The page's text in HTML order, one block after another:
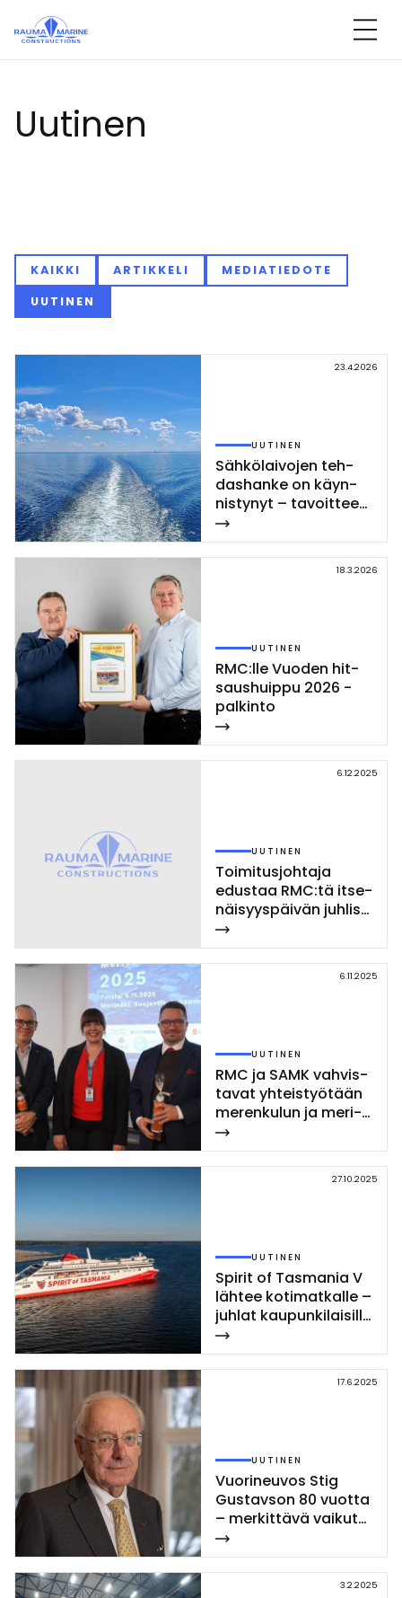
sisältöön
Uu­ti­nen
KAIKKI ARTIKKELI MEDIATIEDOTE
UUTINEN
23.4.2026
UUTINEN
Säh­kö­lai­vo­jen teh­
das­han­ke on käyn­
nis­ty­nyt – ta­voit­tee­
na teol­li­sen mit­ta­
kaa­van lai­van­ra­ken­
nuk­sen uu­dis­ta­mi­nen
18.3.2026
UUTINEN
RMC:lle Vuo­den hit­
saus­huip­pu 2026 -
pal­kin­to
6.12.2025
UUTINEN
Toi­mi­tus­joh­ta­ja
edus­taa RMC:tä it­se­
näi­syys­päi­vän juh­lis­
sa
6.11.2025
UUTINEN
RMC ja SAMK vah­vis­
ta­vat yh­teis­työ­tään
me­ren­ku­lun ja me­ri­
lo­gis­tii­kan kou­lu­tuk­
ses­sa ja tut­ki­muk­
ses­sa
27.10.2025
UUTINEN
Spi­rit of Tas­ma­nia V
läh­tee ko­ti­mat­kal­le –
juh­lat kau­pun­ki­lai­sil­le
te­la­kal­la kes­ki­viik­ko­
na 29.10.
17.6.2025
UUTINEN
Vuo­ri­neu­vos Stig
Gus­tav­son 80 vuot­ta
– mer­kit­tä­vä vai­kut­
ta­ja suo­ma­lai­ses­sa
teol­li­suu­des­sa
3.2.2025